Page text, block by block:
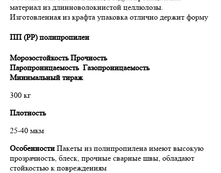
материал из длинноволокнистой целлюлозы.
Изготовленная из крафта упаковка отлично держит форму
ПП (PP) полипропилен
Морозостойкость Прочность
Паропроницаемость Газопроницаемость
Минимальный тираж
300 кг
Плотность
25-40 мкм
Особенности Пакеты из полипропилена имеют высокую
прозрачность, блеск, прочные сварные швы, обладают
стойкостью к повреждениям